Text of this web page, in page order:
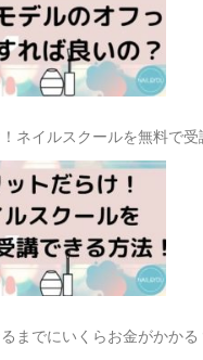
ネイルスクールを無料で受
までにいくらお金がかか